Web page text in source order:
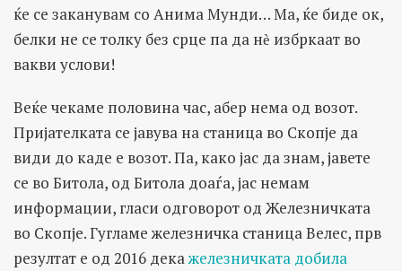
ќе се заканувам со Анима Мунди… Ма, ќе биде ок,
белки не се толку без срце па да нѐ избркаат во
вакви услови!
Веќе чекаме половина час, абер нема од возот.
Пријателката се јавува на станица во Скопје да
види до каде е возот. Па, како јас да знам, јавете
се во Битола, од Битола доаѓа, јас немам
информации, гласи одговорот од Железничката
во Скопје. Гугламе железничка станица Велес, прв
резултат е од 2016 дека железничката добила